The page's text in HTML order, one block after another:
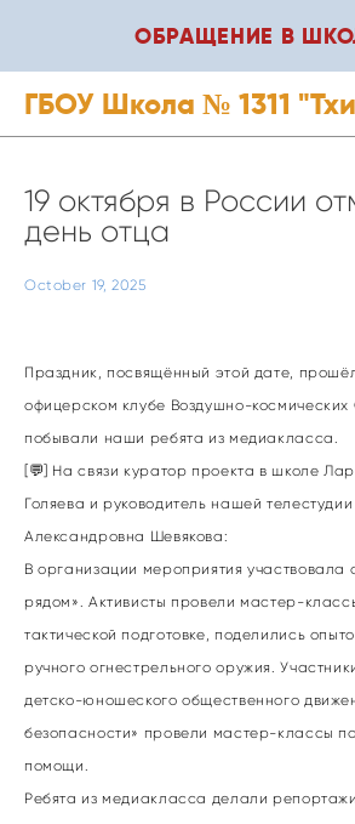
ОБРАЩЕНИЕ В
ГБОУ Школа № 1311
October 19, 2025
19 октября в России
день отца
Праздник, посвящённый этой дате,
офицерском клубе Воздушно-космических
побывали наши ребята из медиакласса.
[💬] На связи куратор проекта в школе
Голяева и руководитель нашей
Александровна Шевякова:
В организации мероприятия участвовала
рядом». Активисты провели мастер-
тактической подготовке, поделились
ручного огнестрельного оружия.
детско-юношеского общественного
безопасности» провели мастер-классы
помощи.
Ребята из медиакласса делали